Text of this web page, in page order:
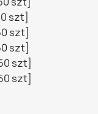
szt]
szt]
szt]
szt]
szt]